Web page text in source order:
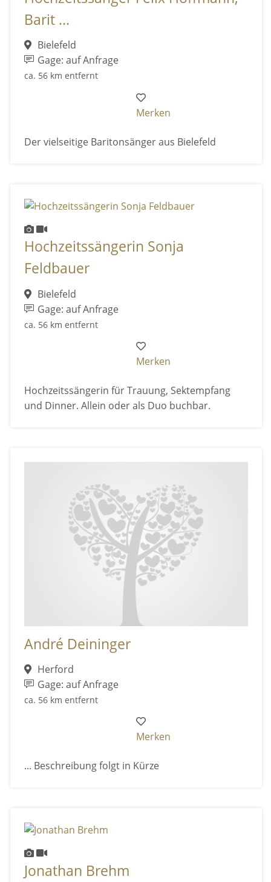
Barit ...
Bielefeld
Gage: auf Anfrage
ca. 56 km entfernt
Merken
Der vielseitige Baritonsänger aus Bielefeld
Hochzeitssängerin Sonja
Feldbauer
Bielefeld
Gage: auf Anfrage
ca. 56 km entfernt
Merken
Hochzeitssängerin für Trauung, Sektempfang
und Dinner. Allein oder als Duo buchbar.
André Deininger
Herford
Gage: auf Anfrage
ca. 56 km entfernt
Merken
... Beschreibung folgt in Kürze
Jonathan Brehm